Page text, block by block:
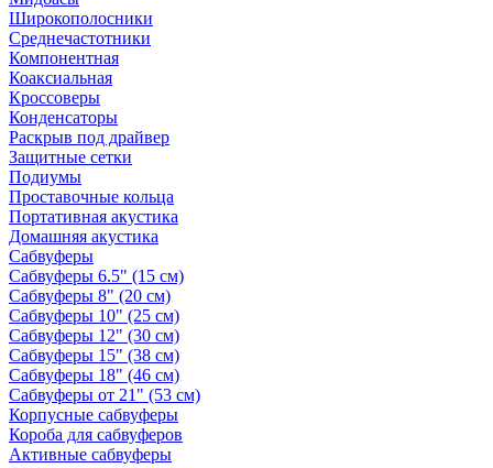
Широкополосники
Среднечастотники
Компонентная
Коаксиальная
Кроссоверы
Конденсаторы
Раскрыв под драйвер
Защитные сетки
Подиумы
Проставочные кольца
Портативная акустика
Домашняя акустика
Сабвуферы
Сабвуферы 6.5" (15 см)
Сабвуферы 8" (20 см)
Сабвуферы 10" (25 см)
Сабвуферы 12" (30 см)
Сабвуферы 15" (38 см)
Сабвуферы 18" (46 см)
Сабвуферы от 21" (53 см)
Корпусные сабвуферы
Короба для сабвуферов
Активные сабвуферы